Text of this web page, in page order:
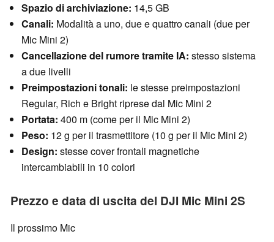
Spazio di archiviazione: 14,5 GB
Canali: Modalità a uno, due e quattro canali (due per
Mic Mini 2)
Cancellazione del rumore tramite IA: stesso sistema
a due livelli
Preimpostazioni tonali: le stesse preimpostazioni
Regular, Rich e Bright riprese dal Mic Mini 2
Portata: 400 m (come per il Mic Mini 2)
Peso: 12 g per il trasmettitore (10 g per il Mic Mini 2)
Design: stesse cover frontali magnetiche
intercambiabili in 10 colori
Prezzo e data di uscita del DJI Mic Mini 2S
Il prossimo Mic